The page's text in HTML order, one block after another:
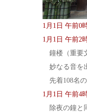
1月1日 午前0
1月1日 午前2
鐘楼（重要
妙なる音を
先着108名の
1月1日 午前4
除夜の鐘と